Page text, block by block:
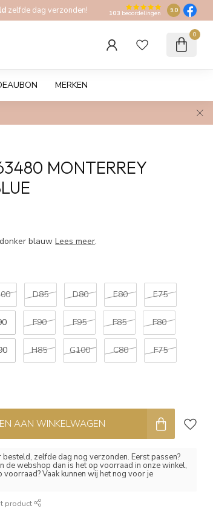
zelfde dag verzonden! 103 beoordelingen 9.0
0
MERKEN
MONTERREY
blauwLees meer.
D85 D80 E80 E75
F90 F95 F85 F80
H85 G100 C80 F75
AAN WINKELWAGEN
zelfde dag nog verzonden. Eerst passen?
de webshop dan is het op voorraad in onze winkel,
Vaak kunnen wij het nog voor je
product